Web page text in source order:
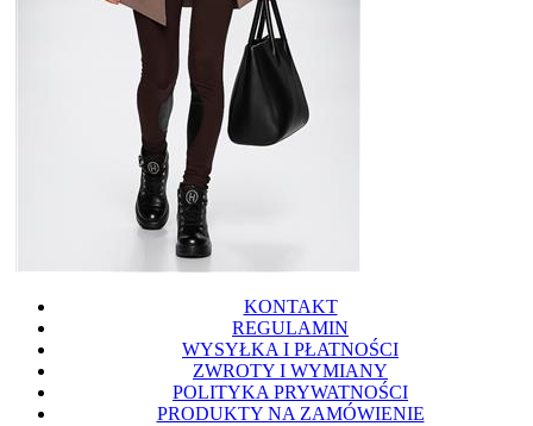
KONTAKT
REGULAMIN
WYSYŁKA I PŁATNOŚCI
ZWROTY I WYMIANY
POLITYKA PRYWATNOŚCI
PRODUKTY NA ZAMÓWIENIE